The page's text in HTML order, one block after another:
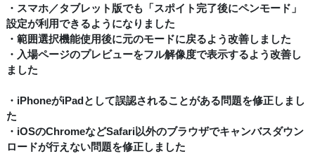
・スマホ／タブレット版でも「スポイト完了後にペンモード」
設定が利用できるようになりました
・範囲選択機能使用後に元のモードに戻るよう改善しました
・入場ページのプレビューをフル解像度で表示するよう改善し
ました
・iPhoneがiPadとして誤認されることがある問題を修正しまし
た
・iOSのChromeなどSafari以外のブラウザでキャンバスダウン
ロードが行えない問題を修正しました